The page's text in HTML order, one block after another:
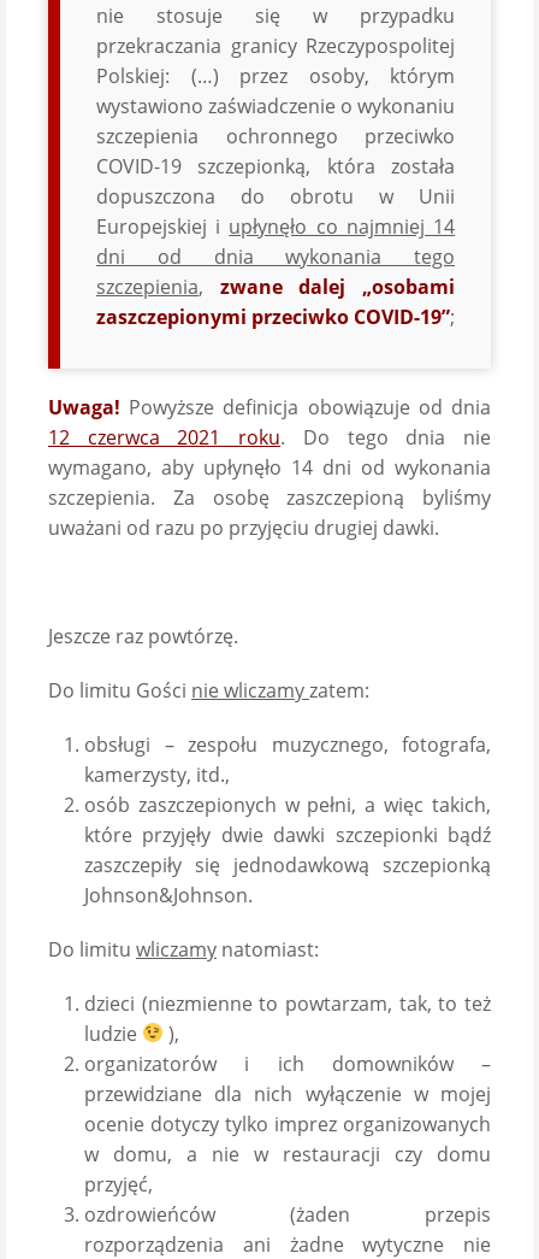
nie stosuje się w przypadku
przekraczania granicy Rzeczypospolitej
Polskiej: (…) przez osoby, którym
wystawiono zaświadczenie o wykonaniu
szczepienia ochronnego przeciwko
COVID-19 szczepionką, która została
dopuszczona do obrotu w Unii
Europejskiej i upłynęło co najmniej 14
dni od dnia wykonania tego
szczepienia, zwane dalej „osobami
zaszczepionymi przeciwko COVID-19”;
Uwaga! Powyższe definicja obowiązuje od dnia
12 czerwca 2021 roku. Do tego dnia nie
wymagano, aby upłynęło 14 dni od wykonania
szczepienia. Za osobę zaszczepioną byliśmy
uważani od razu po przyjęciu drugiej dawki.
Jeszcze raz powtórzę.
Do limitu Gości nie wliczamyzatem:
obsługi – zespołu muzycznego, fotografa,
kamerzysty, itd.,
osób zaszczepionych w pełni, a więc takich,
które przyjęły dwie dawki szczepionki bądź
zaszczepiły się jednodawkową szczepionką
Johnson&Johnson.
Do limitu wliczamy natomiast:
dzieci (niezmienne to powtarzam, tak, to też
ludzie
),
organizatorów i ich domowników –
przewidziane dla nich wyłączenie w mojej
ocenie dotyczy tylko imprez organizowanych
w domu, a nie w restauracji czy domu
przyjęć,
ozdrowieńców (żaden przepis
rozporządzenia ani żadne wytyczne nie